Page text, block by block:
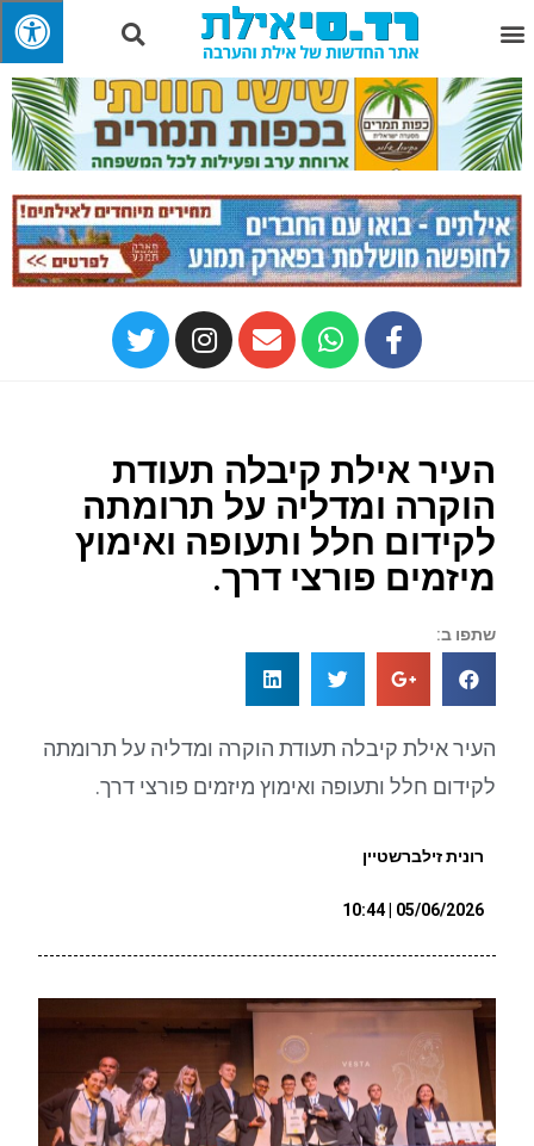
העיר אילת קיבלה תעודת
הוקרה ומדליה על תרומתה
לקידום חלל ותעופה ואימוץ
מיזמים פורצי דרך.
שתפו ב:
העיר אילת קיבלה תעודת הוקרה ומדליה על תרומתה
לקידום חלל ותעופה ואימוץ מיזמים פורצי דרך.
רונית זילברשטיין
05/06/2026 | 10:44